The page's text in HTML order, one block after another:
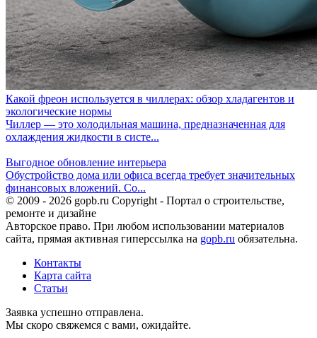
Какой фреон используется в чиллерах: обзор хладагентов и
экологические нормы
Чиллер — это холодильная машина, предназначенная для
охлаждения жидкости в систе...
Выгодное обновление интерьера
Обустройство дома или офиса всегда требует значительных
финансовых вложений. Со...
© 2009 - 2026 gopb.ru Copyright - Портал о строительстве,
ремонте и дизайне
Авторское право. При любом использовании материалов
сайта, прямая активная гиперссылка на gopb.ru обязательна.
Контакты
Карта сайта
Статьи
Заявка успешно отправлена.
Мы скоро свяжемся с вами, ожидайте.